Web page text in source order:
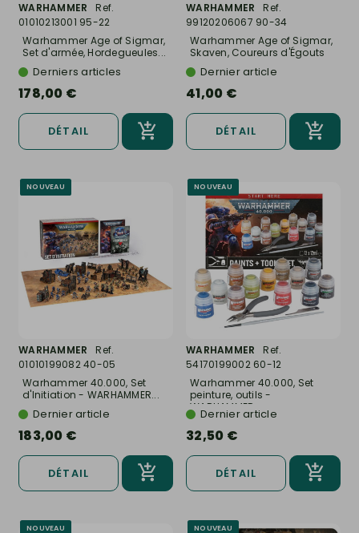
WARHAMMER
Ref.
01010213001 95-22
Warhammer Age of Sigmar,
Set d'armée, Hordegueules...
Derniers articles
178,00 €
DÉTAIL
WARHAMMER
Ref.
99120206067 90-34
Warhammer Age of Sigmar,
Skaven, Coureurs d'Égouts
-... Dernier article
41,00 €
DÉTAIL
NOUVEAU
WARHAMMER
Ref.
01010199082 40-05
Warhammer 40.000, Set
d'Initiation - WARHAMMER...
Dernier article
183,00 €
DÉTAIL
NOUVEAU
WARHAMMER
Ref.
54170199002 60-12
Warhammer 40.000, Set
peinture, outils -
WARHAMMER...
Dernier article
32,50 €
DÉTAIL
NOUVEAU NOUVEAU